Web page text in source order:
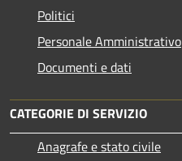
Politici
Personale Amministrativo
Documenti e dati
CATEGORIE DI SERVIZIO
Anagrafe e stato civile